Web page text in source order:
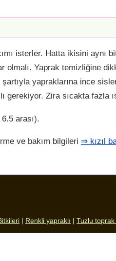
isterler. Hatta ikisini aynı
Yaprak temizliğine
yapraklarına ince
gerekiyor. Zira sıcakta fazla
arası).
ve bakım bilgileri ⇒ kızıl
Renkli yapraklı Tuzlu toprak